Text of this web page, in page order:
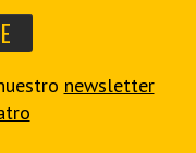
newsletter